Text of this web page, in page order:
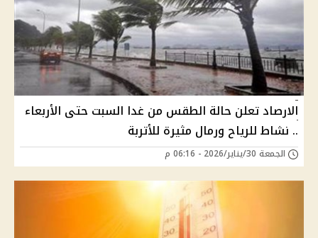
الارصاد تعلن حالة الطقس من غدا السبت حتى الأربعاء
.. نشاط للرياح ورمال مثيرة للأتربة
الجمعة 30/يناير/2026 - 06:16 م